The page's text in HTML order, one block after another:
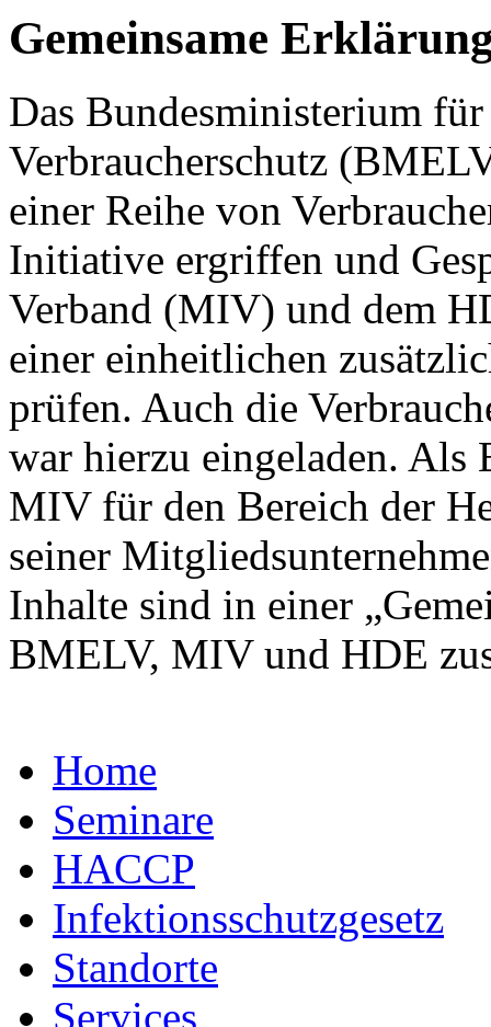
Gemeinsame
Das Bundesministerium
Verbraucherschutz
einer Reihe von
Initiative ergriffen und
Verband (MIV) und dem
einer einheitlichen
prüfen. Auch die
war hierzu eingeladen. Als
MIV für den Bereich der
seiner
Inhalte sind in einer
BMELV, MIV und HDE
Home
Seminare
HACCP
Infektionsschutzgesetz
Standorte
Services